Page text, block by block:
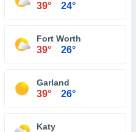
39° 24°
Fort Worth
39° 26°
Garland
39° 26°
Katy